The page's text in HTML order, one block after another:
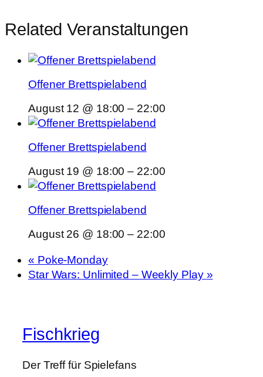
Related Veranstaltungen
Offener Brettspielabend
August 12 @ 18:00 – 22:00
Offener Brettspielabend
August 19 @ 18:00 – 22:00
Offener Brettspielabend
August 26 @ 18:00 – 22:00
« Poke-Monday
Star Wars: Unlimited – Weekly Play »
Fischkrieg
Der Treff für Spielefans